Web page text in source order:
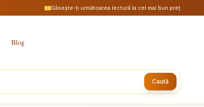
Găsește-ți următoarea lectură la cel mai bun preț
Blog
Caută